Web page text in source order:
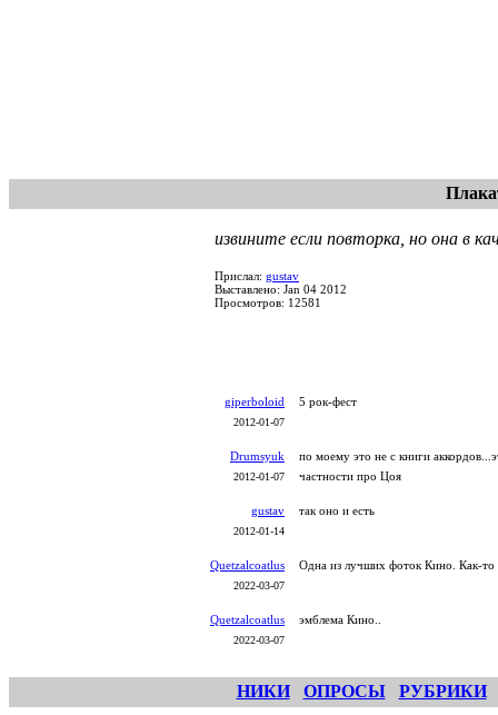
извините если повторка, но она в
Прислал: gustav
Выставлено: Jan 04 2012
Просмотров: 12581
giperboloid
2012-01-07
5 рок-фест
Drumsyuk
2012-01-07
по моему это не с книги
частности про Цоя
gustav
2012-01-14
так оно и есть
Quetzalcoatlus
2022-03-07
Одна из лучших фоток Кино. Как-то
Quetzalcoatlus
2022-03-07
эмблема Кино..
НИКИ ОПРОСЫ РУБРИКИ